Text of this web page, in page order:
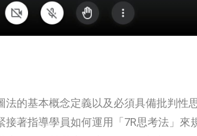
的基本概念定義以及必須具備批判性
著指導學員如何運用「7R思考法」來